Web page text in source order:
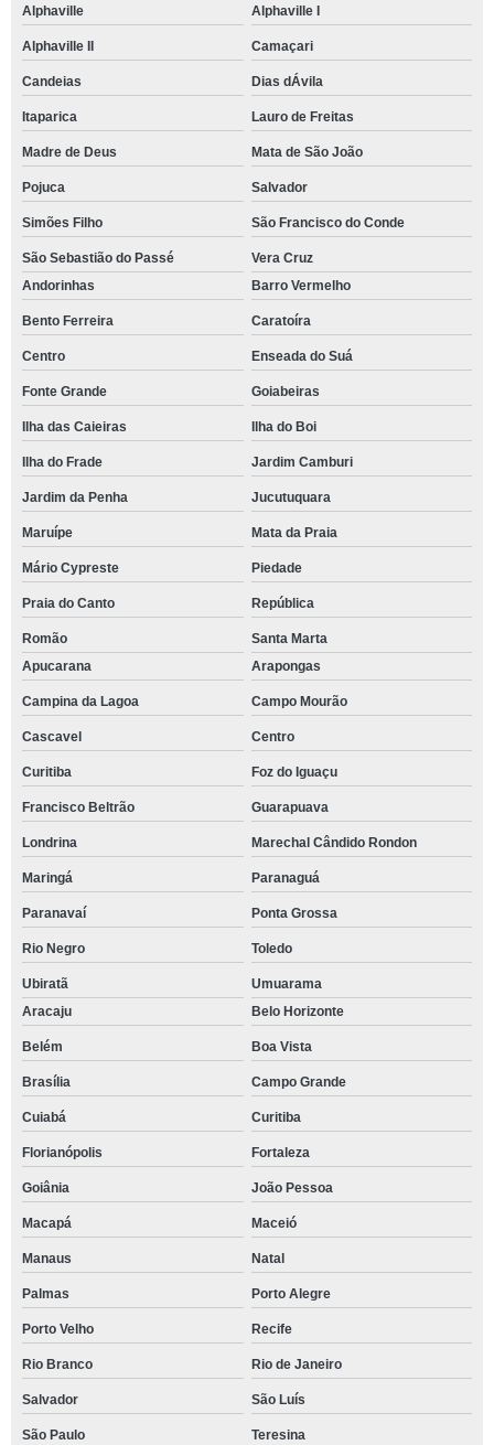
Alphaville Alphaville I
Alphaville II Camaçari
Candeias Dias dÁvila
Itaparica Lauro de Freitas
Madre de Deus Mata de São João
Pojuca Salvador
Simões Filho São Francisco do Conde
São Sebastião do Passé
Vera Cruz
Andorinhas
Barro Vermelho
Bento Ferreira Caratoíra
Centro Enseada do Suá
Fonte Grande Goiabeiras
Ilha das Caieiras Ilha do Boi
Ilha do Frade Jardim Camburi
Jardim da Penha Jucutuquara
Maruípe Mata da Praia
Mário Cypreste Piedade
Praia do Canto República
Romão
Santa Marta
Apucarana
Arapongas
Campina da Lagoa Campo Mourão
Cascavel Centro
Curitiba Foz do Iguaçu
Francisco Beltrão Guarapuava
Londrina Marechal Cândido Rondon
Maringá Paranaguá
Paranavaí Ponta Grossa
Rio Negro Toledo
Ubiratã
Umuarama
Aracaju
Belo Horizonte
Belém Boa Vista
Brasília Campo Grande
Cuiabá Curitiba
Florianópolis Fortaleza
Goiânia João Pessoa
Macapá Maceió
Manaus Natal
Palmas Porto Alegre
Porto Velho Recife
Rio Branco Rio de Janeiro
Salvador São Luís
São Paulo Teresina